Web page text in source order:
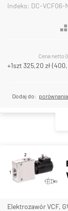
Indeks: DC-VCF06-
Cena netto
+1szt325,20 zł(
Dodaj do: porównania
Elektrozawór VCF,